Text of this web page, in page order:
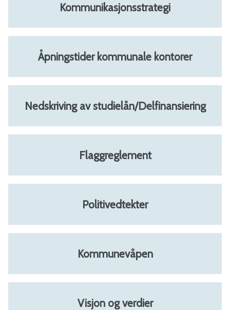
i
n
d
l
k
o
m
m
n
e
Kommunikasjonsstrategi
Åpningstider kommunale kontorer
Nedskriving av studielån/Delfinansiering
Flaggreglement
Politivedtekter
Kommunevåpen
Visjon og verdier